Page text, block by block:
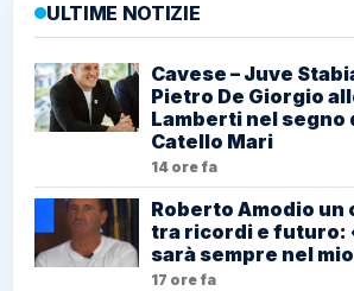
ULTIME NOTIZIE
Cavese – Juve
Pietro De Giorgio
Lamberti nel segno
Catello Mari
14 ore fa
Roberto Amodio
tra ricordi e futuro:
sarà sempre nel
17 ore fa